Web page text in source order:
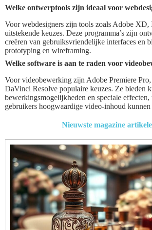
Welke ontwerptools zijn ideaal voor
Voor webdesigners zijn tools zoals Adobe XD,
uitstekende keuzes. Deze programma’s zijn
creëren van gebruiksvriendelijke interfaces en
prototyping en wireframing.
Welke software is aan te raden voor
Voor videobewerking zijn Adobe Premiere
DaVinci Resolve populaire keuzes. Ze bieden
bewerkingsmogelijkheden en speciale effecten,
gebruikers hoogwaardige video-inhoud kunnen
Nieuwste magazine